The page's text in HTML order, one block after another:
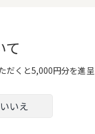
て
だくと5,000円分を進呈
いいえ